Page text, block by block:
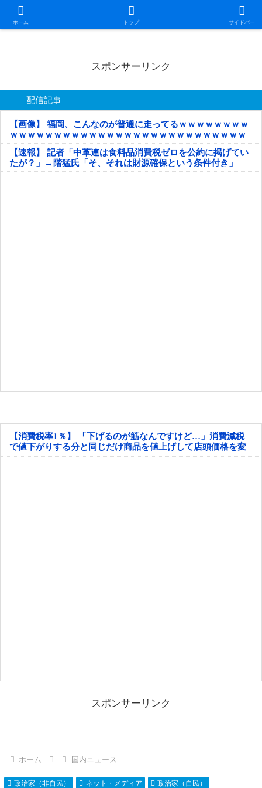
ホーム トップ サイドバー
日本第一！ニュース録
スポンサーリンク
配信記事
【画像】 福岡、こんなのが普通に走ってるｗｗｗｗｗｗｗｗ
ｗｗｗｗｗｗｗｗｗｗｗｗｗｗｗｗｗｗｗｗｗｗｗｗｗｗｗ
ｗｗｗｗｗ
【速報】 記者「中革連は食料品消費税ゼロを公約に掲げてい
たが？」→階猛氏「そ、それは財源確保という条件付き」
【消費税率1％】 「下げるのが筋なんですけど…」消費減税
で値下がりする分と同じだけ商品を値上げして店頭価格を変
えない店も
スポンサーリンク
ホーム 国内ニュース
政治家（非自民） ネット・メディア 政治家（自民）